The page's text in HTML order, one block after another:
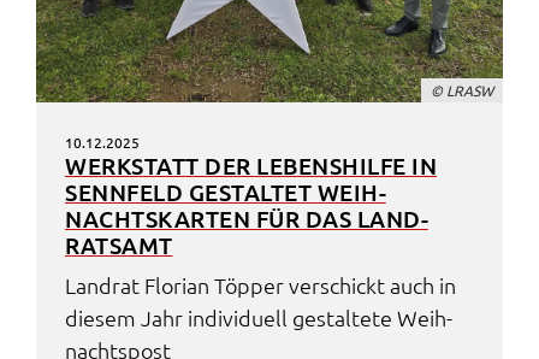
© LRASW
10.12.2025
WERK­STATT DER LEBENS­HIL­FE IN
SENN­FELD GESTAL­TET WEIH­
NACHTS­KAR­TEN FÜR DAS LAND­
RATS­AMT
Land­rat Flori­an Töpper verschickt auch in
diesem Jahr indi­vi­du­ell gestal­te­te Weih­
nachts­post